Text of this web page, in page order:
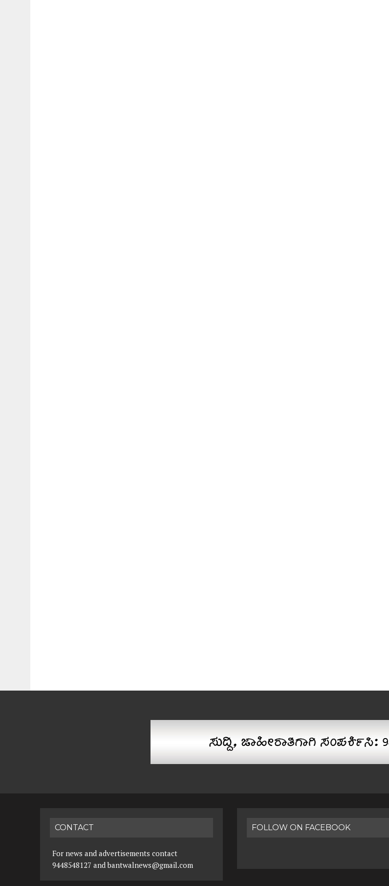
CONTACT
For news and advertisements contact
9448548127 and bantwalnews@gmail.com
FOLLOW ON FACEBOOK